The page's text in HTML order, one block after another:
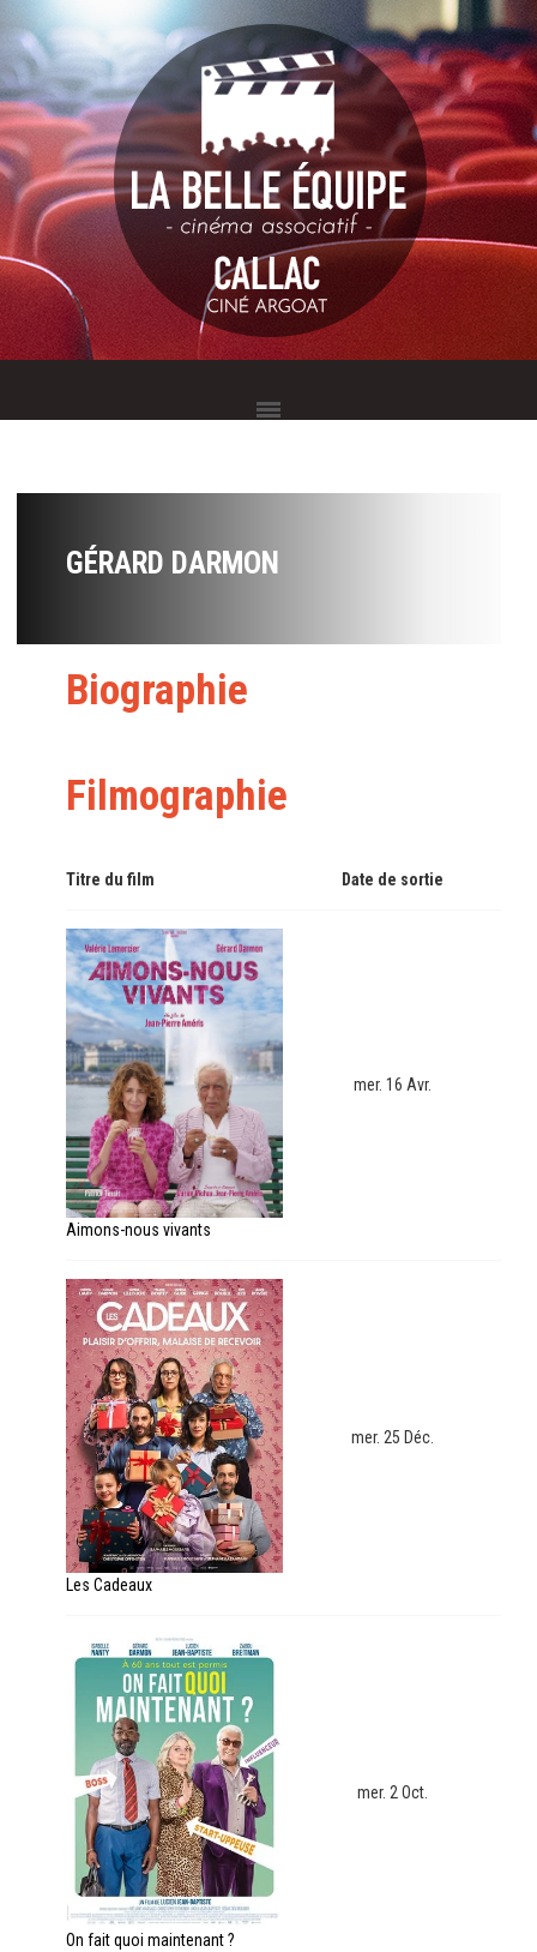
GÉRARD DARMON
Biographie
Filmographie
Titre du film Date de sortie
Aimons-nous vivants
mer. 16 Avr.
Les Cadeaux
mer. 25 Déc.
On fait quoi maintenant ?
mer. 2 Oct.